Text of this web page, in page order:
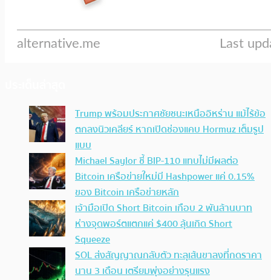
Trump พร้อมประกาศชัยชนะเหนืออิหร่าน แม้ไร้ข้อ
ตกลงนิวเคลียร์ หากเปิดช่องแคบ Hormuz เต็มรูป
แบบ
Michael Saylor ชี้ BIP-110 แทบไม่มีผลต่อ
Bitcoin เครือข่ายใหม่มี Hashpower แค่ 0.15%
ของ Bitcoin เครือข่ายหลัก
เจ้ามือเปิด Short Bitcoin เกือบ 2 พันล้านบาท
ห่างจุดพอร์ตแตกแค่ $400 ลุ้นเกิด Short
Squeeze
SOL ส่งสัญญาณกลับตัว ทะลุเส้นขาลงที่กดราคา
นาน 3 เดือน เตรียมพุ่งอย่างรุนแรง